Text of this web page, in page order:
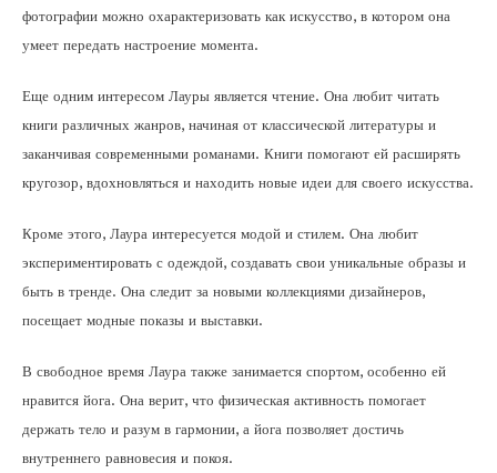
фотографии можно охарактеризовать как искусство, в котором она
умеет передать настроение момента.
Еще одним интересом Лауры является чтение. Она любит читать
книги различных жанров, начиная от классической литературы и
заканчивая современными романами. Книги помогают ей расширять
кругозор, вдохновляться и находить новые идеи для своего искусства.
Кроме этого, Лаура интересуется модой и стилем. Она любит
экспериментировать с одеждой, создавать свои уникальные образы и
быть в тренде. Она следит за новыми коллекциями дизайнеров,
посещает модные показы и выставки.
В свободное время Лаура также занимается спортом, особенно ей
нравится йога. Она верит, что физическая активность помогает
держать тело и разум в гармонии, а йога позволяет достичь
внутреннего равновесия и покоя.